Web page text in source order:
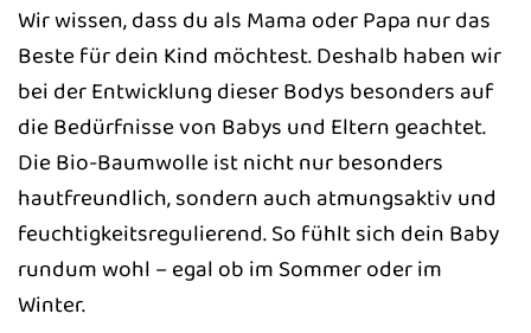
Wir wissen, dass du als Mama oder Papa nur das
Beste für dein Kind möchtest. Deshalb haben wir
bei der Entwicklung dieser Bodys besonders auf
die Bedürfnisse von Babys und Eltern geachtet.
Die Bio-Baumwolle ist nicht nur besonders
hautfreundlich, sondern auch atmungsaktiv und
feuchtigkeitsregulierend. So fühlt sich dein Baby
rundum wohl – egal ob im Sommer oder im
Winter.